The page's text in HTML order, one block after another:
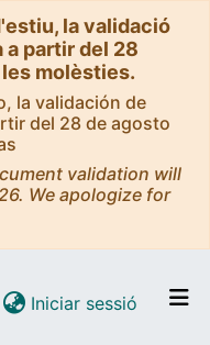
la validació
partir del 28
molèsties.
la validación de
del 28 de agosto
validation will
We apologize for
Iniciar sessió (current)